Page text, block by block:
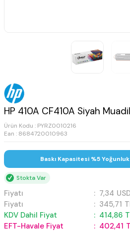
HP 410A CF410A Siyah
Ürün Kodu : PYRZ0010216
Ean : 8684720010963
Baskı Kapasitesi %5
Stokta Var
Fiyatı : 7,34
Fiyatı
: 345,71
KDV Dahil Fiyat
: 414,86
EFT-Havale Fiyat
: 402,41